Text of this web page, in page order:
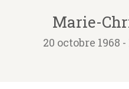
Marie-
20 octobre 1968